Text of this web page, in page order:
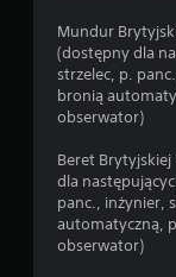
Mundur
(dostępny dla
strzelec, p.
bronią
obserwator)
Beret
dla
panc., inżynier,
automatyczną,
obserwator)